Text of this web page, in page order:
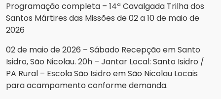
Programação completa – 14ª Cavalgada Trilha dos
Santos Mártires das Missões de 02 a 10 de maio de
2026
02 de maio de 2026 – Sábado Recepção em Santo
Isidro, São Nicolau. 20h – Jantar Local: Santo Isidro /
PA Rural – Escola São Isidro em São Nicolau Locais
para acampamento conforme demanda.